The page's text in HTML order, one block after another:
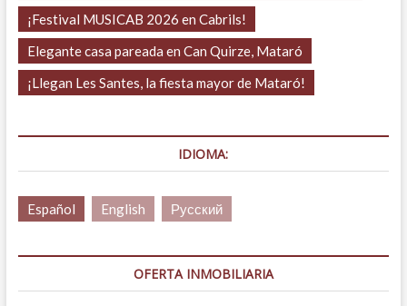
¡Festival MUSICAB 2026 en Cabrils!
Elegante casa pareada en Can Quirze, Mataró
¡Llegan Les Santes, la fiesta mayor de Mataró!
IDIOMA:
Español English Русский
OFERTA INMOBILIARIA